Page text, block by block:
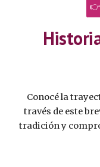
Conocé la
través de este
tradición y